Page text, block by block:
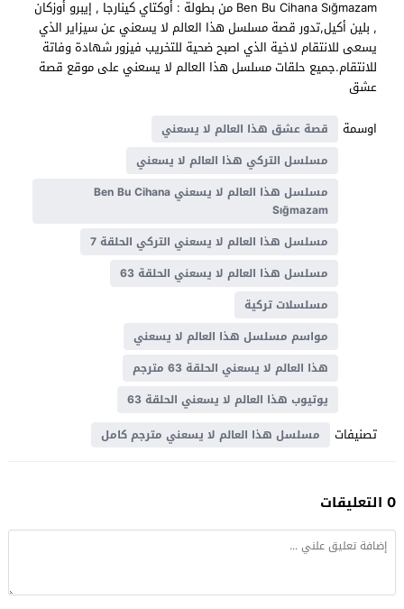
Ben Bu Cihana Sığmazam من بطولة : أوكتاي كينارجا , إيبرو أوزكان
, بلين أكيل,تدور قصة مسلسل ‏هذا العالم لا يسعني عن سيزاير الذي
يسعى للانتقام لاخية الذي اصبح ضحية للتخريب فيزور شهادة وفاتة
للانتقام.جميع حلقات مسلسل ‏هذا العالم لا يسعني على موقع قصة
عشق
اوسمة
قصة عشق ‏هذا العالم لا يسعني
مسلسل التركي ‏هذا العالم لا يسعني
مسلسل ‏هذا العالم لا يسعني Ben Bu Cihana
Sığmazam
مسلسل ‏هذا العالم لا يسعني التركي الحلقة 7
مسلسل ‏هذا العالم لا يسعني الحلقة 63
مسلسلات تركية
مواسم مسلسل ‏هذا العالم لا يسعني
‏هذا العالم لا يسعني الحلقة 63 مترجم
يوتيوب ‏هذا العالم لا يسعني الحلقة 63
تصنيفات مسلسل ‏هذا العالم لا يسعني مترجم كامل
0 التعليقات